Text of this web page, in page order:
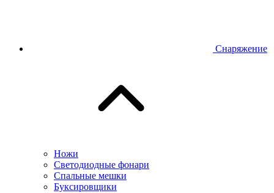
Снаряжение
Ножи
Светодиодные фонари
Спальные мешки
Буксировщики